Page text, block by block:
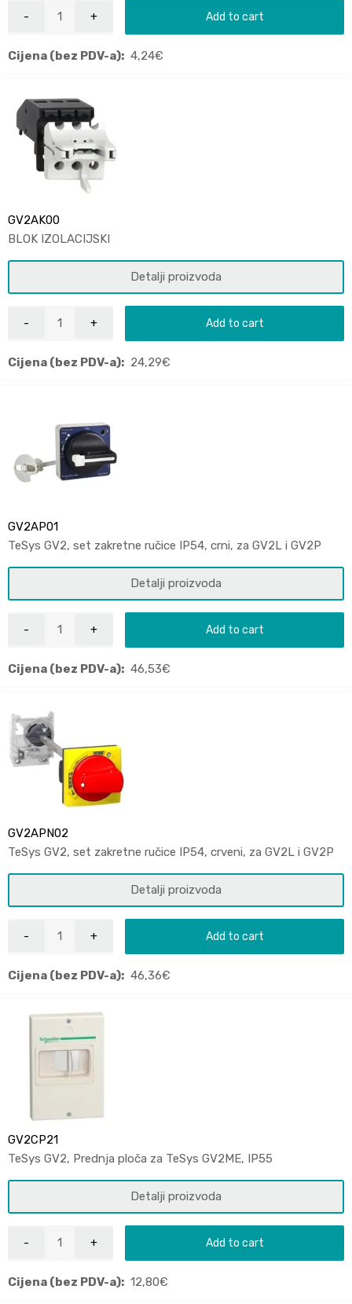
Add to cart
Cijena (bez PDV-a): 4,24€
GV2AK00
BLOK IZOLACIJSKI
Detalji proizvoda
Add to cart
Cijena (bez PDV-a): 24,29€
GV2AP01
TeSys GV2, set zakretne ručice IP54, crni, za GV2L i GV2P
Detalji proizvoda
Add to cart
Cijena (bez PDV-a): 46,53€
GV2APN02
TeSys GV2, set zakretne ručice IP54, crveni, za GV2L i GV2P
Detalji proizvoda
Add to cart
Cijena (bez PDV-a): 46,36€
GV2CP21
TeSys GV2, Prednja ploča za TeSys GV2ME, IP55
Detalji proizvoda
Add to cart
Cijena (bez PDV-a): 12,80€